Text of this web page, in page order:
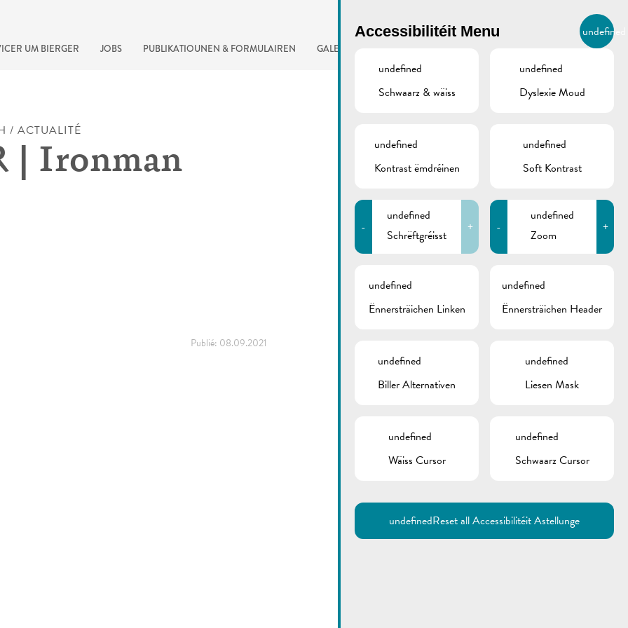
UM BIERGER JOBS PUBLIKATIOUNEN & FORMULAIREN GALERIE LB
BIERGER.REMICH.LU
Utilisez la recherche pour
Comme par exemple des contacts, des
informations ou de documents.
/ ACTUALITÉ
| Ironman
Publié: 08.09.2021
Accessibilitéit Menu undefined
undefined
Schwaarz & wäiss
undefined
Dyslexie Moud
undefined
Kontrast ëmdréinen
undefined
Soft Kontrast
-
undefined
Schrëftgréisst
+ -
undefined
Zoom
+
undefined
Ënnersträichen Linken
undefined
Ënnersträichen Header
undefined
Biller Alternativen
undefined
Liesen Mask
undefined
Wäiss Cursor
undefined
Schwaarz Cursor
undefinedReset all Accessibilitéit Astellunge